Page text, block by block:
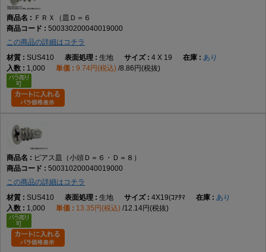
ＦＲＸ（皿Ｄ＝６
500330200040019000
この商品の詳細はコチラ
SUS410
生地 4 X 19
あり
1,000
9.74円(税込) 8.86円(税抜)
ピアス皿（小頭Ｄ＝６・Ｄ＝８）
500310200040019000
この商品の詳細はコチラ
SUS410
生地 4X19(ｺｱﾀﾏ
あり
1,000
13.35円(税込) 12.14円(税抜)